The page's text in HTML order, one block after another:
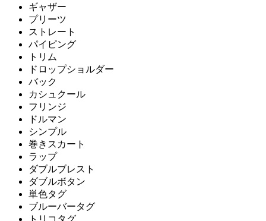
ギャザー
プリーツ
ストレート
パイピング
トリム
ドロップショルダー
バック
カシュクール
フリンジ
ドルマン
シンプル
巻きスカート
ラップ
ダブルブレスト
ダブルボタン
単色タグ
ブルーバータグ
トリコタグ